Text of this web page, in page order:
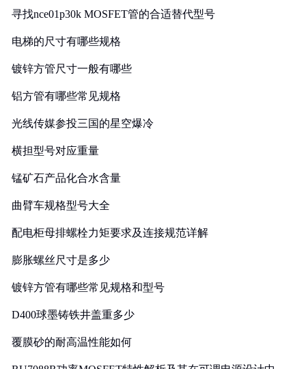
寻找nce01p30k MOSFET管的合适替代型号
电梯的尺寸有哪些规格
镀锌方管尺寸一般有哪些
铝方管有哪些常见规格
光线传媒参投三国的星空爆冷
横担型号对应重量
锰矿石产品化合水含量
曲臂车规格型号大全
配电柜母排螺栓力矩要求及连接规范详解
膨胀螺丝尺寸是多少
镀锌方管有哪些常见规格和型号
D400球墨铸铁井盖重多少
覆膜砂的耐高温性能如何